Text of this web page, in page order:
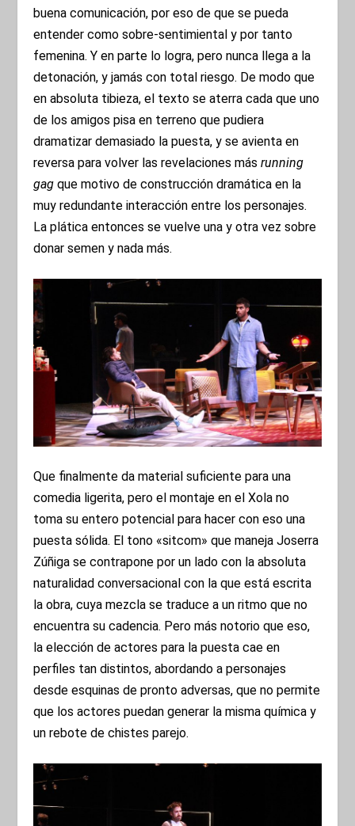
buena comunicación, por eso de que se pueda
entender como sobre-sentimiental y por tanto
femenina. Y en parte lo logra, pero nunca llega a la
detonación, y jamás con total riesgo. De modo que
en absoluta tibieza, el texto se aterra cada que uno
de los amigos pisa en terreno que pudiera
dramatizar demasiado la puesta, y se avienta en
reversa para volver las revelaciones másrunning
gag que motivo de construcción dramática en la
muy redundante interacción entre los personajes.
La plática entonces se vuelve una y otra vez sobre
donar semen y nada más.
Que finalmente da material suficiente para una
comedia ligerita, pero el montaje en el Xola no
toma su entero potencial para hacer con eso una
puesta sólida. El tono «sitcom» que maneja Joserra
Zúñiga se contrapone por un lado con la absoluta
naturalidad conversacional con la que está escrita
la obra, cuya mezcla se traduce a un ritmo que no
encuentra su cadencia. Pero más notorio que eso,
la elección de actores para la puesta cae en
perfiles tan distintos, abordando a personajes
desde esquinas de pronto adversas, que no permite
que los actores puedan generar la misma química y
un rebote de chistes parejo.